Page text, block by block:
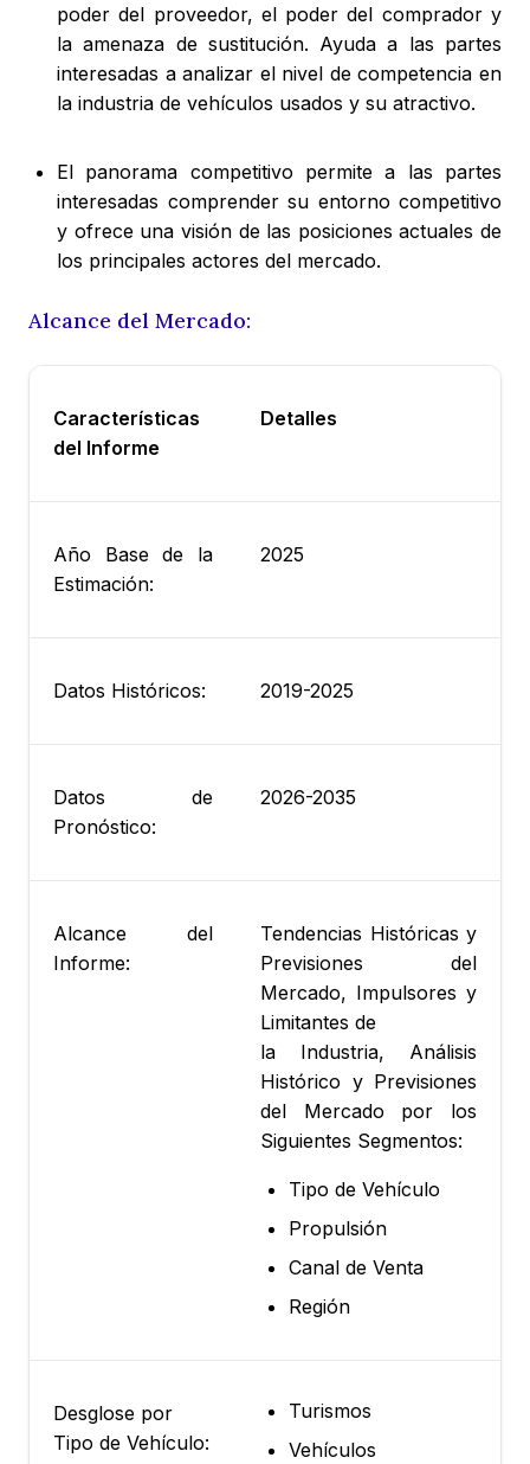
poder del proveedor, el poder del comprador y
la amenaza de sustitución. Ayuda a las partes
interesadas a analizar el nivel de competencia en
la industria de vehículos usados y su atractivo.
El panorama competitivo permite a las partes
interesadas comprender su entorno competitivo
y ofrece una visión de las posiciones actuales de
los principales actores del mercado.
Alcance del Mercado:
Características
del Informe
Detalles
Año Base de la
Estimación:
2025
Datos Históricos: 2019-2025
Datos de
Pronóstico:
2026-2035
Alcance del
Informe:
Tendencias Históricas y
Previsiones del
Mercado, Impulsores y
Limitantes de
la Industria, Análisis
Histórico y Previsiones
del Mercado por los
Siguientes Segmentos:
Tipo de Vehículo
Propulsión
Canal de Venta
Región
Desglose por
Tipo de Vehículo:
Turismos
Vehículos